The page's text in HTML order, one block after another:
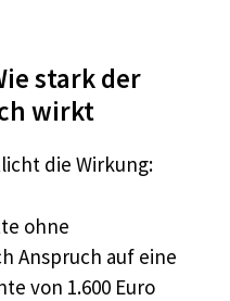
stark der
wirkt
die Wirkung:
ohne
Anspruch auf eine
von 1.600 Euro